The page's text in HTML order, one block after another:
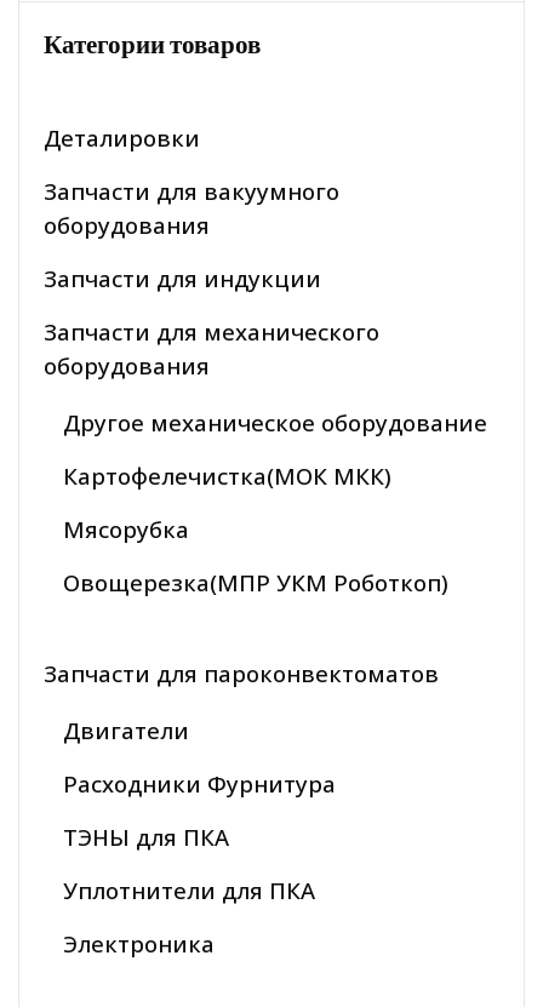
Категории товаров
Деталировки
Запчасти для вакуумного
оборудования
Запчасти для индукции
Запчасти для механического
оборудования
Другое механическое оборудование
Картофелечистка(МОК МКК)
Мясорубка
Овощерезка(МПР УКМ Роботкоп)
Запчасти для пароконвектоматов
Двигатели
Расходники Фурнитура
ТЭНЫ для ПКА
Уплотнители для ПКА
Электроника